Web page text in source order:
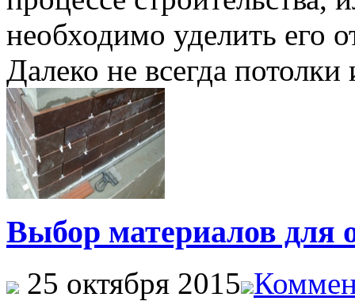
необходимо уделить его
Далеко не всегда
Выбор материалов для
25 октября 2015